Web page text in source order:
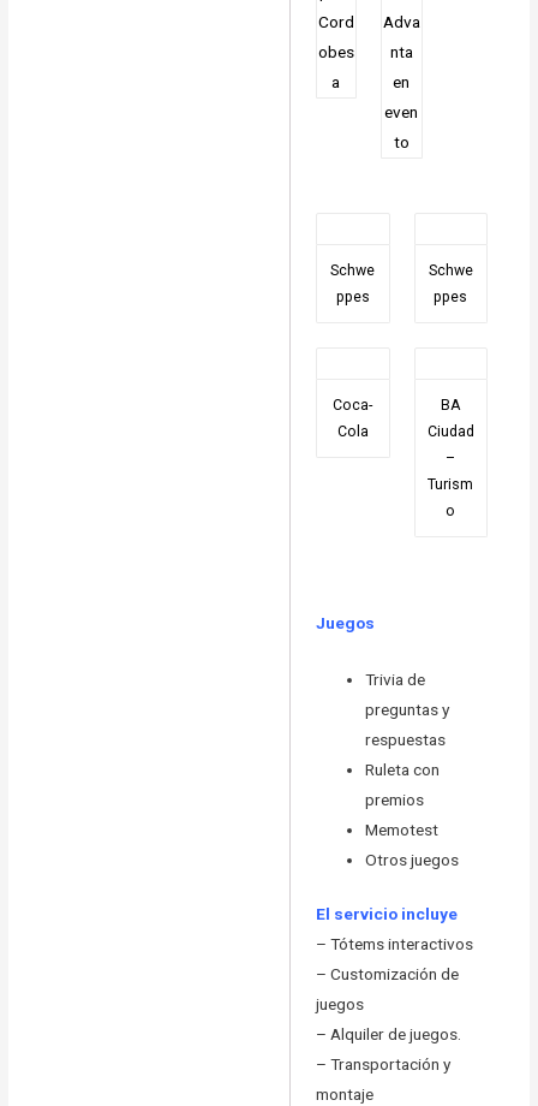
Schwe
ppes
Schwe
ppes
Coca-
Cola
BA
Ciudad
–
Turism
o
Juegos
Trivia de
preguntas y
respuestas
Ruleta con
premios
Memotest
Otros juegos
El servicio incluye
– Tótems interactivos
– Customización de
juegos
– Alquiler de juegos.
– Transportación y
montaje